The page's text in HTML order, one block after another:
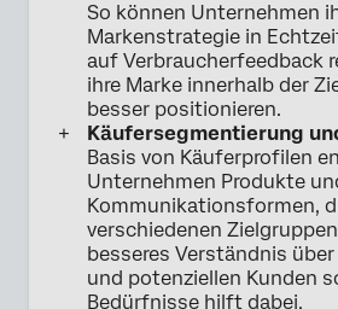
So können Unternehmen
Markenstrategie in
auf Verbraucherfeedback
ihre Marke innerhalb der
besser positionieren.
Käufersegmentierung
Basis von Käuferprofilen
Unternehmen Produkte
Kommunikationsformen,
verschiedenen
besseres Verständnis
und potenziellen Kunden
Bedürfnisse hilft dabei,